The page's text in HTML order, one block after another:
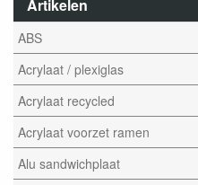
Artikelen
ABS
Acrylaat / plexiglas
Acrylaat recycled
Acrylaat voorzet ramen
Alu sandwichplaat